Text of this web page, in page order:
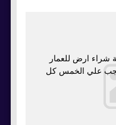
شراء ارض للعمار
علي الخمس كل